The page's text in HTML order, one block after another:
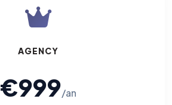
AGENCY
€999/an